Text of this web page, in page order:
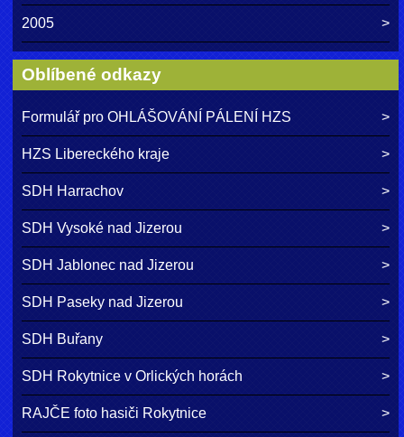
2005
Oblíbené odkazy
Formulář pro OHLÁŠOVÁNÍ PÁLENÍ HZS
HZS Libereckého kraje
SDH Harrachov
SDH Vysoké nad Jizerou
SDH Jablonec nad Jizerou
SDH Paseky nad Jizerou
SDH Buřany
SDH Rokytnice v Orlických horách
RAJČE foto hasiči Rokytnice